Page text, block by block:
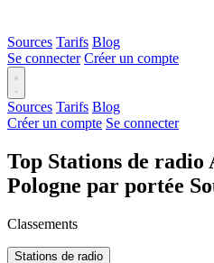
Sources Tarifs Blog
Se connecter Créer un compte
Sources Tarifs Blog
Créer un compte Se connecter
Top Stations de radio
Pologne par portée
Classements
Stations de radio